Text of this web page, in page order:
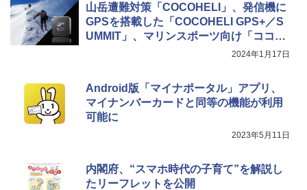
山岳遭難対策「COCOHELI」、発信機に
GPSを搭載した「COCOHELI GPS+／S
UMMIT」、マリンスポーツ向け「ココヘ
2024年1月17日
Android版「マイナポータル」アプリ、
マイナンバーカードと同等の機能が利用
可能に
2023年5月11日
内閣府、“スマホ時代の子育て”を解説し
たリーフレットを公開